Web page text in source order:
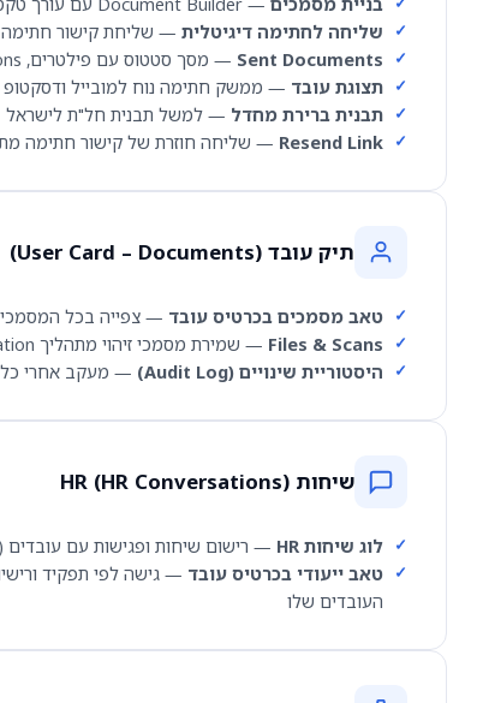
שליחה לחתימה דיגיטלית — שליחת קישור חתימה
Sent Documents — מסך סטטוס עם פילטרים, bulk actions והורדת ZIP
תצוגת עובד — ממשק חתימה נוח למובייל ודסקטופ
תבנית ברירת מחדל — למשל תבנית חל"ת לישראל
Resend Link — שליחה חוזרת של קישור חתימה
תיק עובד (User Card – Documents)
טאב מסמכים בכרטיס עובד — צפייה בכל
Files & Scans — שמירת מסמכי זיהוי מתהליך Self Registration, ואפשרות להעלות מסמכים וסריקות נוספות
היסטוריית שינויים (Audit Log)
— מעקב אחרי כל
שיחות HR (HR Conversations)
לוג שיחות HR
— רישום שיחות ופגישות עם עובדים (Front & Back)
טאב ייעודי בכרטיס עובד
העובדים שלו